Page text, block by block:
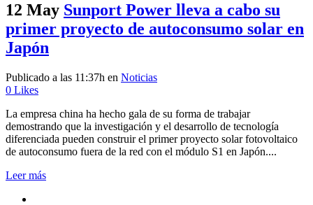
12 May Sunport Power lleva a cabo su
primer proyecto de autoconsumo solar en
Japón
Publicado a las 11:37h en Noticias
0 Likes
La empresa china ha hecho gala de su forma de trabajar
demostrando que la investigación y el desarrollo de tecnología
diferenciada pueden construir el primer proyecto solar fotovoltaico
de autoconsumo fuera de la red con el módulo S1 en Japón....
Leer más